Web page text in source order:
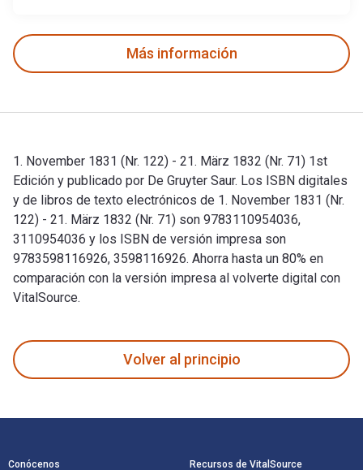
Más información
1. November 1831 (Nr. 122) - 21. März 1832 (Nr. 71) 1st
Edición y publicado por De Gruyter Saur. Los ISBN digitales
y de libros de texto electrónicos de 1. November 1831 (Nr.
122) - 21. März 1832 (Nr. 71) son 9783110954036,
3110954036 y los ISBN de versión impresa son
9783598116926, 3598116926. Ahorra hasta un 80% en
comparación con la versión impresa al volverte digital con
VitalSource.
Volver al principio
Conócenos Recursos de VitalSource